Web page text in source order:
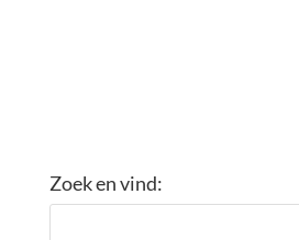
Zoek en vind: